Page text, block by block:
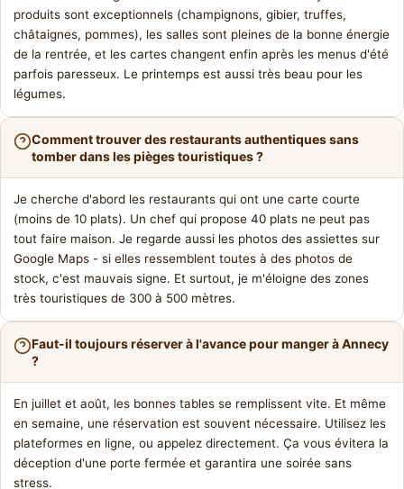
produits sont exceptionnels (champignons, gibier, truffes,
châtaignes, pommes), les salles sont pleines de la bonne énergie
de la rentrée, et les cartes changent enfin après les menus d'été
parfois paresseux. Le printemps est aussi très beau pour les
légumes.
Comment trouver des restaurants authentiques sans
tomber dans les pièges touristiques ?
Je cherche d'abord les restaurants qui ont une carte courte
(moins de 10 plats). Un chef qui propose 40 plats ne peut pas
tout faire maison. Je regarde aussi les photos des assiettes sur
Google Maps - si elles ressemblent toutes à des photos de
stock, c'est mauvais signe. Et surtout, je m'éloigne des zones
très touristiques de 300 à 500 mètres.
Faut-il toujours réserver à l'avance pour manger à Annecy
?
En juillet et août, les bonnes tables se remplissent vite. Et même
en semaine, une réservation est souvent nécessaire. Utilisez les
plateformes en ligne, ou appelez directement. Ça vous évitera la
déception d'une porte fermée et garantira une soirée sans
stress.